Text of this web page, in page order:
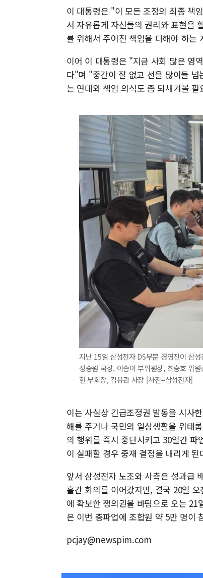
이 대통령은 "이 모든 조정의 최종 책
서 자유롭게 자신들의 권리와 표현을
를 위해서 주어진 책임을 다해야 하
이어 이 대통령은 "지금 사회 많은 영
다"며 "중간이 잘 없고 선을 많이들
는 연대와 책임 의식도 좀 되새겨볼
지난 15일 삼성전자 DS부문 경영진이 삼
정승원 국장, 이송이 부위원장, 최승호 위
현 부회장, 김용관 사장 [사진=삼성전자]
이는 사실상 긴급조정권 발동을 시사
해를 주거나 국민의 일상생활을 위태
의 행위를 즉시 중단시키고 30일간
이 실패할 경우 중재 결정을 내리게 된
앞서 삼성전자 노조와 사측은 성과급
흘간 회의를 이어갔지만, 결국 20일
에 확보한 쟁의권을 바탕으로 오는
은 이번 총파업에 조합원 약 5만 명이
pcjay@newspim.com